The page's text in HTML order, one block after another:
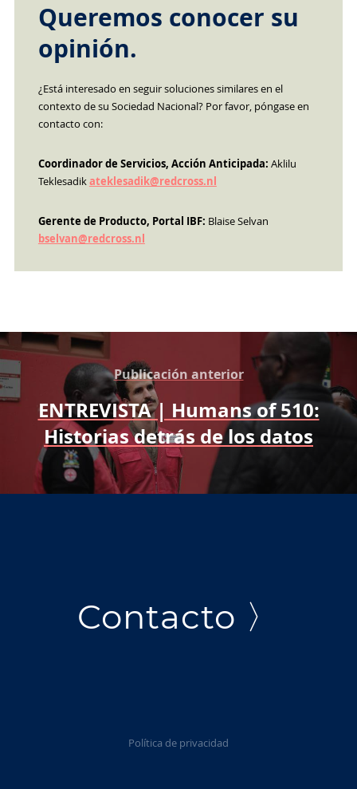
Queremos conocer su
opinión.
¿Está interesado en seguir soluciones similares en el
contexto de su Sociedad Nacional? Por favor, póngase en
contacto con:
Coordinador de Servicios, Acción Anticipada: Aklilu
Teklesadikateklesadik@redcross.nl
Gerente de Producto, Portal IBF: Blaise Selvan
bselvan@redcross.nl
Publicación anterior
ENTREVISTA | Humans of 510:
Historias detrás de los datos
Contacto 〉
Política de privacidad